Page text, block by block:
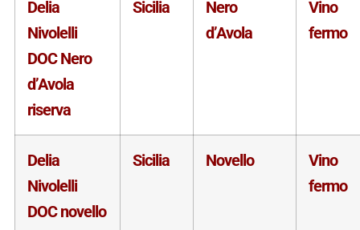
Delia
Nivolelli
DOC Nero
d’Avola
riserva
Sicilia
Nero
d’Avola
Vino
fermo
Delia
Nivolelli
DOC novello
Sicilia Novello
Vino
fermo